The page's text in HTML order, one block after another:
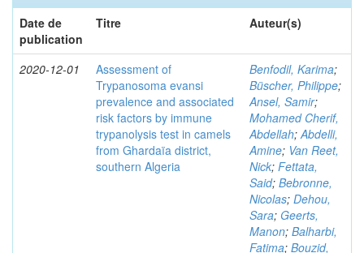
Date de
publication
Titre Auteur(s)
2020-12-01
Assessment of
Trypanosoma evansi
prevalence and associated
risk factors by immune
trypanolysis test in camels
from Ghardaïa district,
southern Algeria
Benfodil, Karima;
Büscher, Philippe;
Ansel, Samir;
Mohamed Cherif,
Abdellah;Abdelli,
Amine; Van Reet,
Nick; Fettata,
Said; Bebronne,
Nicolas; Dehou,
Sara; Geerts,
Manon; Balharbi,
Fatima; Bouzid,